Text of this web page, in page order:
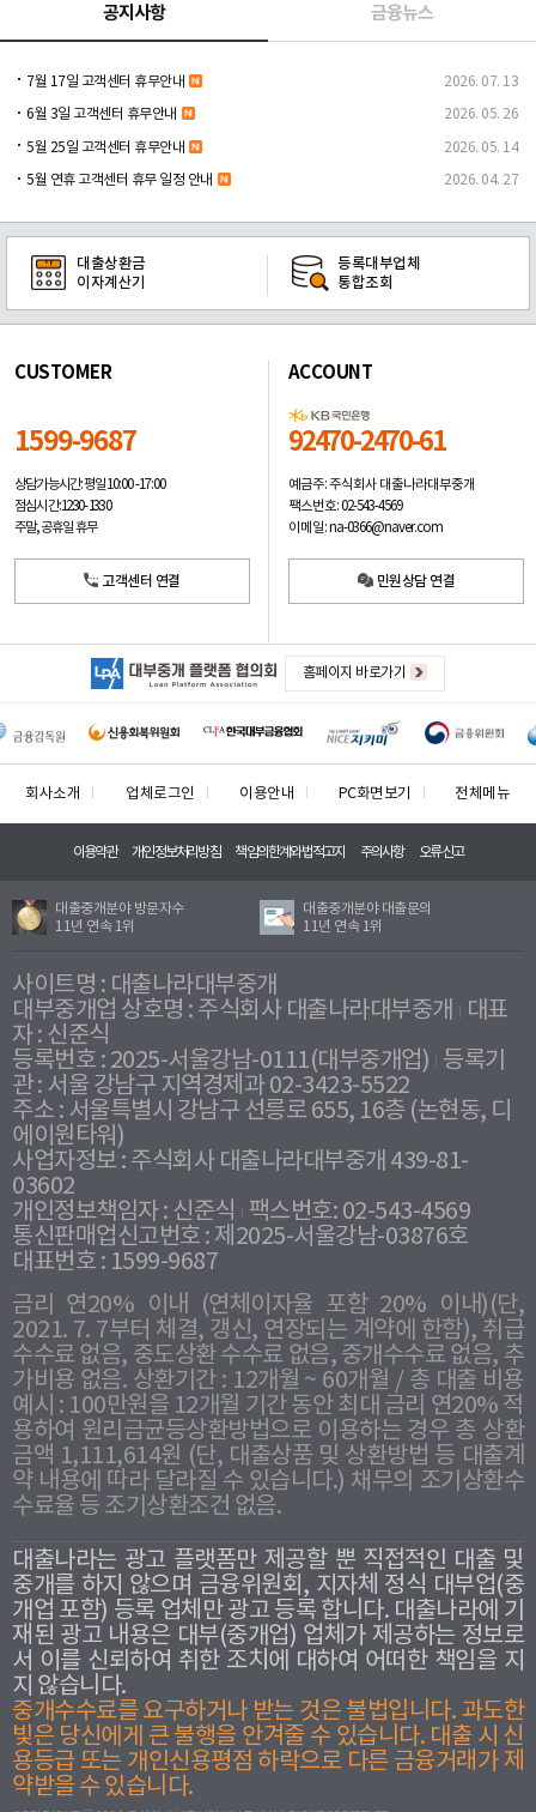
공지사항 금융뉴스
7월 17일 고객센터 휴무안내 2026. 07. 13
6월 3일 고객센터 휴무안내 2026. 05. 26
5월 25일 고객센터 휴무안내 2026. 05. 14
5월 연휴 고객센터 휴무 일정 안내 2026. 04. 27
대출상환금
이자계산기
등록대부업체
통합조회
CUSTOMER
1599-9687
상담가능시간: 평일10:00 -17:00
점심시간: 12:30 - 13:30
주말, 공휴일 휴무
고객센터 연결
ACCOUNT
92470-2470-61
예금주: 주식회사 대출나라대부중개
팩스번호: 02-543-4569
이메일: na-0366@naver.com
민원상담 연결
홈페이지 바로가기
회사소개 업체로그인 이용안내 PC화면보기 전체메뉴
이용약관 개인정보처리방침 책임의한계와법적고지 주의사항 오류신고
대출중개분야 방문자수
11년 연속 1위
대출중개분야 대출문의
11년 연속 1위
사이트명 : 대출나라대부중개
대부중개업 상호명 : 주식회사 대출나라대부중개
대표
자 : 신준식
등록번호 : 2025-서울강남-0111(대부중개업) 등록기
관 : 서울 강남구 지역경제과 02-3423-5522
주소 : 서울특별시 강남구 선릉로 655, 16층 (논현동, 디
에이원타워)
사업자정보 : 주식회사 대출나라대부중개 439-81-
03602
개인정보책임자 : 신준식
팩스번호: 02-543-4569
통신판매업신고번호 : 제2025-서울강남-03876호
대표번호 : 1599-9687
금리 연20% 이내 (연체이자율 포함 20% 이내)(단,
2021. 7. 7부터 체결, 갱신, 연장되는 계약에 한함), 취급
수수료 없음, 중도상환 수수료 없음, 중개수수료 없음, 추
가비용 없음. 상환기간 : 12개월 ~ 60개월 / 총 대출 비용
예시 : 100만원을 12개월 기간 동안 최대 금리 연20% 적
용하여 원리금균등상환방법으로 이용하는 경우 총 상환
금액 1,111,614원 (단, 대출상품 및 상환방법 등 대출계
약 내용에 따라 달라질 수 있습니다.) 채무의 조기상환수
수료율 등 조기상환조건 없음.
대출나라는 광고 플랫폼만 제공할 뿐 직접적인 대출 및
중개를 하지 않으며 금융위원회, 지자체 정식 대부업(중
개업 포함) 등록 업체만 광고 등록 합니다. 대출나라에 기
재된 광고 내용은 대부(중개업) 업체가 제공하는 정보로
서 이를 신뢰하여 취한 조치에 대하여 어떠한 책임을 지
지 않습니다.
중개수수료를 요구하거나 받는 것은 불법입니다. 과도한
빛은 당신에게 큰 불행을 안겨줄 수 있습니다. 대출 시 신
용등급 또는 개인신용평점 하락으로 다른 금융거래가 제
약받을 수 있습니다.